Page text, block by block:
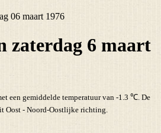
06 maart 1976
zaterdag 6 maart
een gemiddelde temperatuur van -1.3 ℃. De
Oost - Noord-Oostlijke richting.